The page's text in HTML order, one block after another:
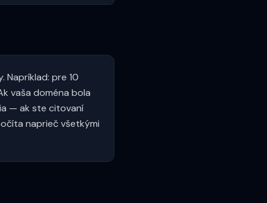
pre 10
vaša doména bola
— ak ste citovaní
naprieč všetkými